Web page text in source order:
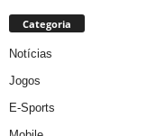
Categoria
Notícias
Jogos
E-Sports